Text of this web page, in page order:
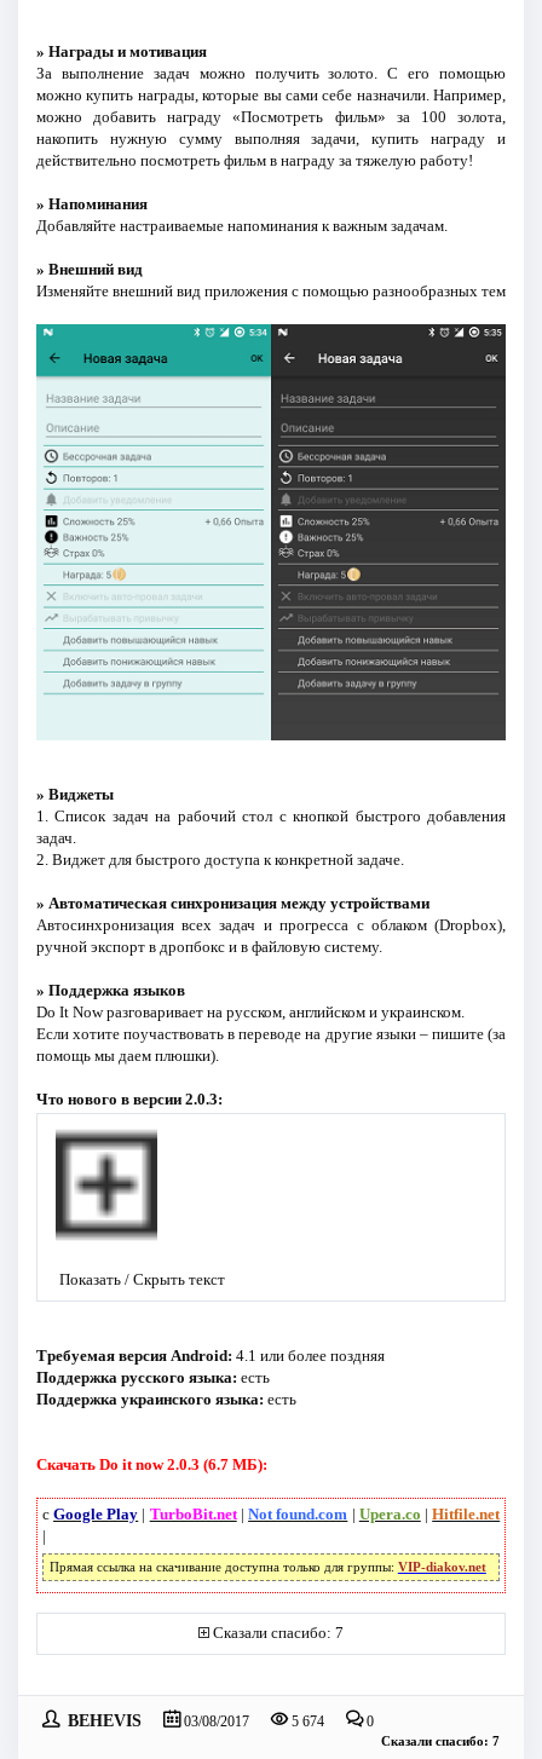
» Награды и мотивация
За выполнение задач можно получить золото. С его помощью
можно купить награды, которые вы сами себе назначили. Например,
можно добавить награду «Посмотреть фильм» за 100 золота,
накопить нужную сумму выполняя задачи, купить награду и
действительно посмотреть фильм в награду за тяжелую работу!
» Напоминания
Добавляйте настраиваемые напоминания к важным задачам.
» Внешний вид
Изменяйте внешний вид приложения с помощью разнообразных тем
» Виджеты
1. Список задач на рабочий стол с кнопкой быстрого добавления
задач.
2. Виджет для быстрого доступа к конкретной задаче.
» Автоматическая синхронизация между устройствами
Автосинхpонизация всех задач и прогресса с облаком (Dropbox),
ручной экспорт в дропбокс и в файловую систему.
» Поддержка языков
Do It Now разговаривает на русском, английском и украинском.
Если хотите поучаствовать в переводе на другие языки – пишите (за
помощь мы даем плюшки).
Что нового в версии 2.0.3:
Показать / Скрыть текст
Требуемая версия Android: 4.1 или более поздняя
Поддержка русского языка: есть
Поддержка украинского языка: есть
Скачать Do it now 2.0.3 (6.7 МБ):
сGoogle Play | TurboBit.net|Not found.com | Upera.co |Hitfile.net
|
Прямая ссылка на скачивание доступна только для группы: VIP-diakov.net
Сказали спасибо: 7
BEHEVIS 03/08/2017 5 674 0
Сказали спасибо: 7